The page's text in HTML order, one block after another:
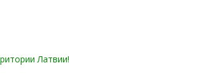
Латвии!